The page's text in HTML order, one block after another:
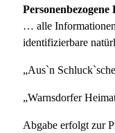
Personenbezogene
… alle
identifizierbare
„Aus`n
„Warnsdorfer
Abgabe erfolgt zur